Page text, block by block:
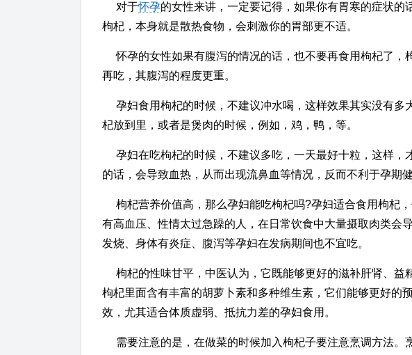
对于怀孕的女性来讲，一定要记得，如果你有胃寒的症状的
枸杞，本身就是散热食物，会刺激你的胃部更不适。
怀孕的女性如果有腹泻的情况的话，也不要再食用枸杞了，
再吃，其腹泻的程度更重。
孕妇食用枸杞的时候，不建议冲水喝，这样效果其实没有多
杞放到里，或者是煲肉的时候，例如，鸡，鸭，等。
孕妇在吃枸杞的时候，不建议多吃，一天最好十粒，这样，
的话，会导致血热，从而出现流鼻血等情况，反而不利于孕期健
枸杞营养价值高，那么孕妇能吃枸杞吗?孕妇适合食用枸杞
有高血压、性情太过急躁的人，在日常饮食中大量摄取肉类会
发烧、身体有炎症、腹泻等孕妇在发病期间也不宜吃。
枸杞的性味甘平，中医认为，它既能够更好的滋补肝肾、益
枸杞里面含有丰富的胡萝卜素和多种维生素，它们能够更好的
效，尤其适合体质虚弱、抵抗力差的孕妇食用。
需要注意的是，在做菜的时候加入枸杞子要注意烹调方法。